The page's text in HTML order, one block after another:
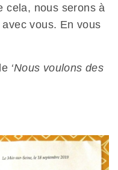
cela, nous serons à
vous. En vous
‘Nous voulons des